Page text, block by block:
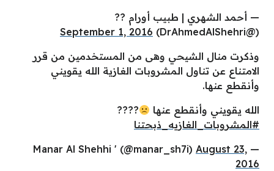
— أحمد الشهري | طبيب أورام ??
(@DrAhmedAlShehri)
September 1, 2016
وذكرت منال الشيحي وهى من المستخدمين من قرر
الامتناع عن تناول المشروبات الغازية الله يقويني
وأنقطع عنها.
الله يقويني وأنقطع عنها
????
#المشروبات_الغازيه_ذبحتنا
— Manar Al Shehhi ' (@manar_sh7i)
August 23,
2016